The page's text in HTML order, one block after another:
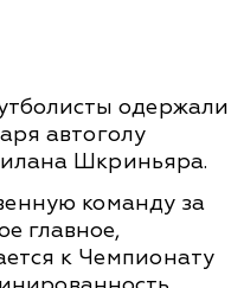
одержали
автоголу
Шкриньяра.
команду за
главное,
к Чемпионату